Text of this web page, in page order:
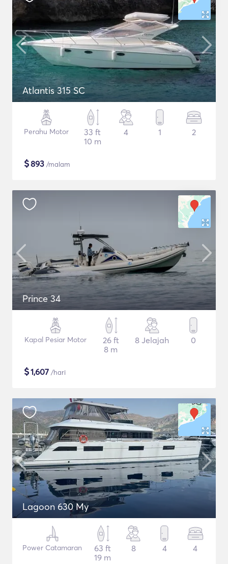
Atlantis 315 SC
Perahu Motor
33 ft
10 m
4 1 2
$893 /malam
Prince 34
Kapal Pesiar Motor
26 ft
8 m
8 Jelajah 0
$1,607 /hari
Lagoon 630 My
Power Catamaran
63 ft
19 m
8 4 4